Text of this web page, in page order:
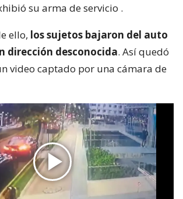
su arma de servicio .
ello, los sujetos bajaron del auto
dirección desconocida. Así quedó
video captado por una cámara de